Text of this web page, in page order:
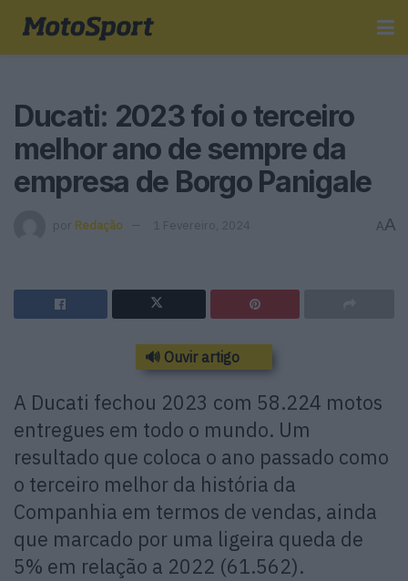
Ducati: 2023 foi o terceiro
melhor ano de sempre da
empresa de Borgo Panigale
por Redação 1 Fevereiro, 2024 AA
🔊 Ouvir artigo
A Ducati fechou 2023 com 58.224 motos
entregues em todo o mundo. Um
resultado que coloca o ano passado como
o terceiro melhor da história da
Companhia em termos de vendas, ainda
que marcado por uma ligeira queda de
5% em relação a 2022 (61.562).